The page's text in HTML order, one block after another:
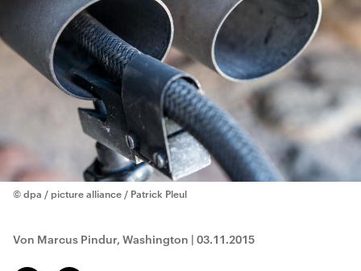
© dpa / picture alliance / Patrick Pleul
Von Marcus Pindur, Washington | 03.11.2015